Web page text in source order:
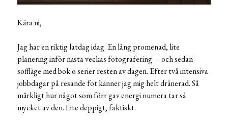
Kära ni,
Jag har en riktig latdag idag. En lång promenad, lite
planering inför nästa veckas fotografering – och sedan
soffläge med bok o serier resten av dagen. Efter två intensiva
jobbdagar på resande fot känner jag mig helt dränerad. Så
märkligt hur något som förr gav energi numera tar så
mycket av den. Lite deppigt, faktiskt.